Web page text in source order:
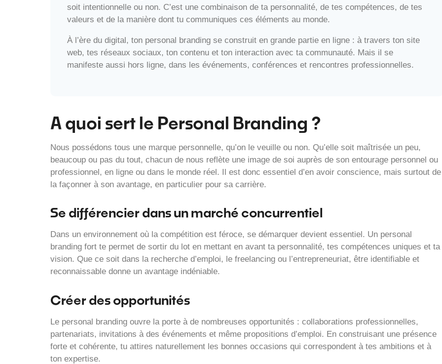
soit intentionnelle ou non. C’est une combinaison de ta personnalité, de tes compétences, de tes
valeurs et de la manière dont tu communiques ces éléments au monde.
À l’ère du digital, ton personal branding se construit en grande partie en ligne : à travers ton site
web, tes réseaux sociaux, ton contenu et ton interaction avec ta communauté. Mais il se
manifeste aussi hors ligne, dans les événements, conférences et rencontres professionnelles.
A quoi sert le Personal Branding ?
Nous possédons tous une marque personnelle, qu’on le veuille ou non. Qu’elle soit maîtrisée un peu,
beaucoup ou pas du tout, chacun de nous reflète une image de soi auprès de son entourage personnel ou
professionnel, en ligne ou dans le monde réel. Il est donc essentiel d’en avoir conscience, mais surtout de
la façonner à son avantage, en particulier pour sa carrière.
Se différencier dans un marché concurrentiel
Dans un environnement où la compétition est féroce, se démarquer devient essentiel. Un personal
branding fort te permet de sortir du lot en mettant en avant ta personnalité, tes compétences uniques et ta
vision. Que ce soit dans la recherche d’emploi, le freelancing ou l’entrepreneuriat, être identifiable et
reconnaissable donne un avantage indéniable.
Créer des opportunités
Le personal branding ouvre la porte à de nombreuses opportunités : collaborations professionnelles,
partenariats, invitations à des événements et même propositions d’emploi. En construisant une présence
forte et cohérente, tu attires naturellement les bonnes occasions qui correspondent à tes ambitions et à
ton expertise.